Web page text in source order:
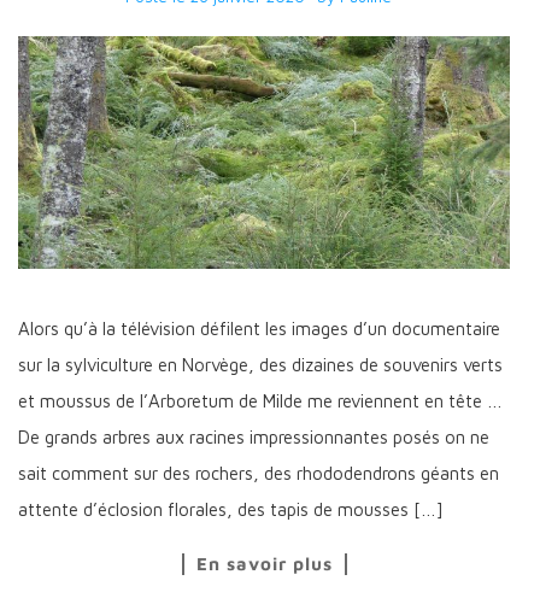
Alors qu’à la télévision défilent les images d’un documentaire
sur la sylviculture en Norvège, des dizaines de souvenirs verts
et moussus de l’Arboretum de Milde me reviennent en tête …
De grands arbres aux racines impressionnantes posés on ne
sait comment sur des rochers, des rhododendrons géants en
attente d’éclosion florales, des tapis de mousses […]
En savoir plus